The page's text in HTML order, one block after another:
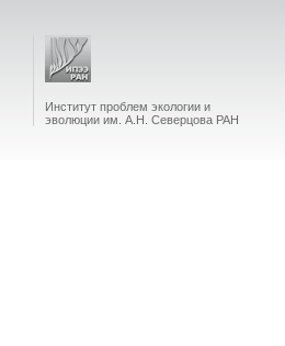
Институт проблем экологии и
эволюции им. А.Н. Северцова РАН